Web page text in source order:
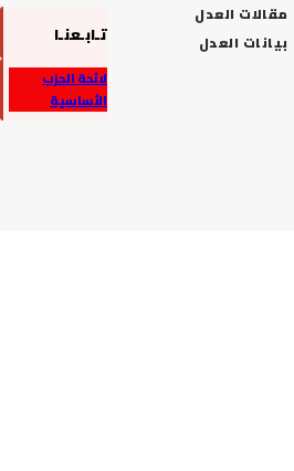
العدل
العدل
تـابـعنـا
لائحة الحزب
الأساسية